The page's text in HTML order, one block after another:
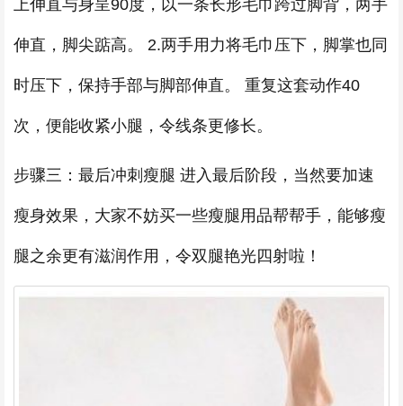
上伸直与身呈90度，以一条长形毛巾跨过脚背，两手
伸直，脚尖踮高。 2.两手用力将毛巾压下，脚掌也同
时压下，保持手部与脚部伸直。 重复这套动作40
次，便能收紧小腿，令线条更修长。
步骤三：最后冲刺瘦腿 进入最后阶段，当然要加速
瘦身效果，大家不妨买一些瘦腿用品帮帮手，能够瘦
腿之余更有滋润作用，令双腿艳光四射啦！